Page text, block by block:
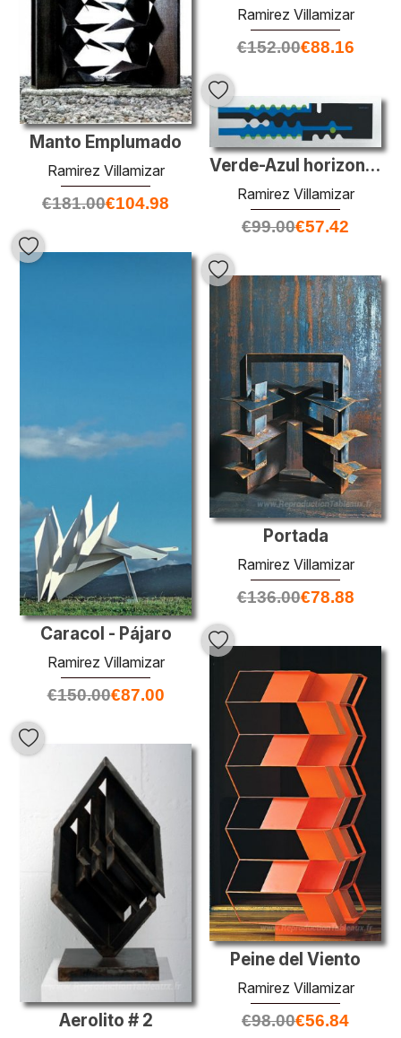
Ramirez Villamizar
€152.00€88.16
Manto Emplumado
Ramirez Villamizar
€181.00€104.98
Verde-Azul horizontal
Ramirez Villamizar
€99.00€57.42
Caracol - Pájaro
Ramirez Villamizar
€150.00€87.00
Portada
Ramirez Villamizar
€136.00€78.88
Peine del Viento
Ramirez Villamizar
€98.00€56.84
Aerolito # 2